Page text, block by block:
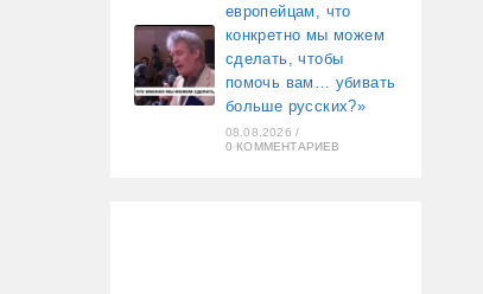
европейцам, что
конкретно мы можем
сделать, чтобы
помочь вам… убивать
больше русских?»
08.08.2026 /
0 КОММЕНТАРИЕВ